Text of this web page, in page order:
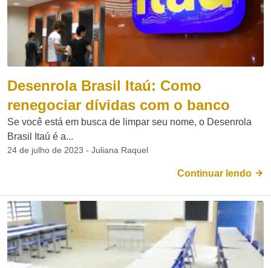
Desenrola Brasil Itaú: Como
renegociar dívidas com o banco
Se você está em busca de limpar seu nome, o Desenrola
Brasil Itaú é a...
24 de julho de 2023 - Juliana Raquel
Continuar lendo